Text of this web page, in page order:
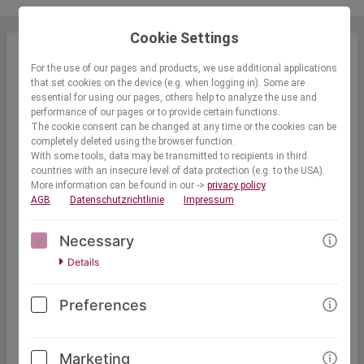
MINA - der CLEVER SICHTBAR Mini-Produkt-
Kompass
27,00€ (net)
MINA – dein CLEVER SICHTBAR Mini-Produkt-Kompass
und deinem Wunschpreis?
Cookie Settings
For the use of our pages and products, we use additional applications
that set cookies on the device (e.g. when logging in). Some are
essential for using our pages, others help to analyze the use and
performance of our pages or to provide certain functions.
The cookie consent can be changed at any time or the cookies can be
completely deleted using the browser function.
With some tools, data may be transmitted to recipients in third
countries with an insecure level of data protection (e.g. to the USA).
More information can be found in our -> privacy policy
AGB
Datenschutzrichtlinie Impressum
Necessary
Details
Preferences
Marketing